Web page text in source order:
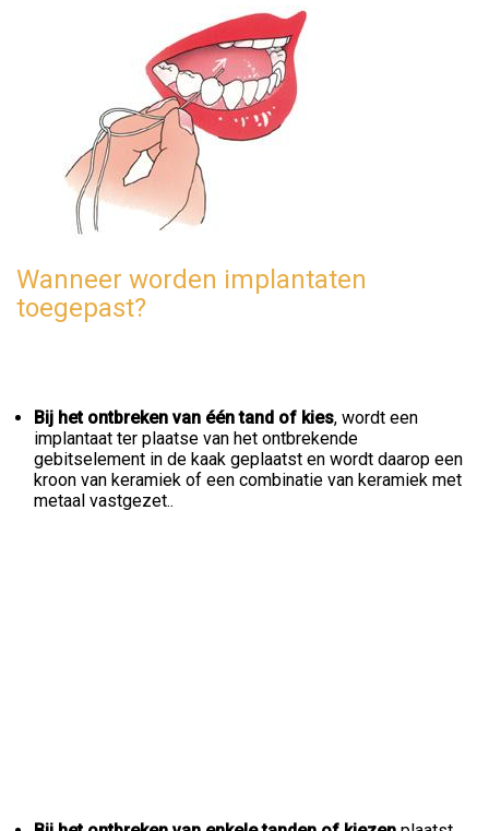
Wanneer worden implantaten
toegepast?
Bij het ontbreken van één tand of kies, wordt een
implantaat ter plaatse van het ontbrekende
gebitselement in de kaak geplaatst en wordt daarop een
kroon van keramiek of een combinatie van keramiek met
metaal vastgezet..